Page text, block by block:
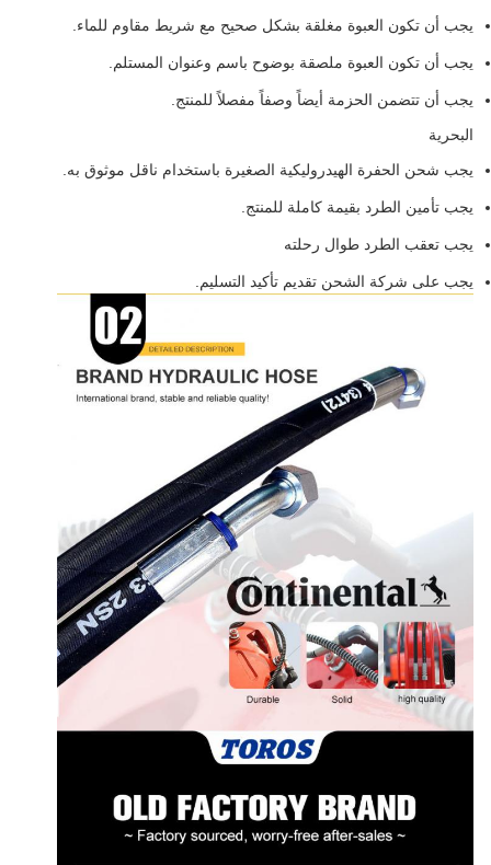
يجب أن تكون العبوة مغلقة بشكل صحيح مع شريط مقاوم للماء.
يجب أن تكون العبوة ملصقة بوضوح باسم وعنوان المستلم.
يجب أن تتضمن الحزمة أيضاً وصفاً مفصلاً للمنتج.
البحرية
يجب شحن الحفرة الهيدروليكية الصغيرة باستخدام ناقل موثوق به.
يجب تأمين الطرد بقيمة كاملة للمنتج.
يجب تعقب الطرد طوال رحلته
يجب على شركة الشحن تقديم تأكيد التسليم.